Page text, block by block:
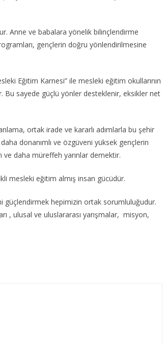
Anne ve babalara yönelik bilinçlendirme
gençlerin doğru yönlendirilmesine
Eğitim Karnesi” ile mesleki eğitim okullarının
Bu sayede güçlü yönler desteklenir, eksikler net
ortak irade ve kararlı adımlarla bu şehir
donanımlı ve özgüveni yüksek gençlerin
daha müreffeh yarınlar demektir.
mesleki eğitim almış insan gücüdür.
güçlendirmek hepimizin ortak sorumluluğudur.
, ulusal ve uluslararası yarışmalar, misyon,